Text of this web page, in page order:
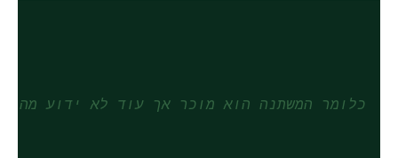
// כלומר המשתנה הוא מוכר אך עוד לא ידוע מה